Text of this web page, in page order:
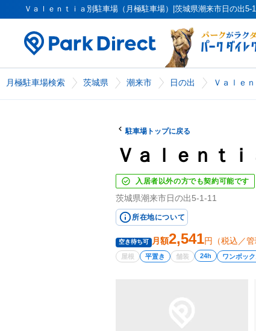
Ｖａｌｅｎｔｉａ別駐車場（月極駐車場）|茨城県潮来市日の出
月極駐車場検索 茨城県 潮来市 日の出 Ｖａｌｅ
駐車場トップに戻る
Ｖａｌｅｎｔ
入居者以外の方でも契約可能です
茨城県潮来市日の出5-1-11
所在地について
空き待ち可 月額2,541円（税込／管
屋根 平置き 舗装 24h ワンボック